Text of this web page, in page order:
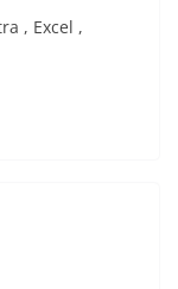
, Excel ,